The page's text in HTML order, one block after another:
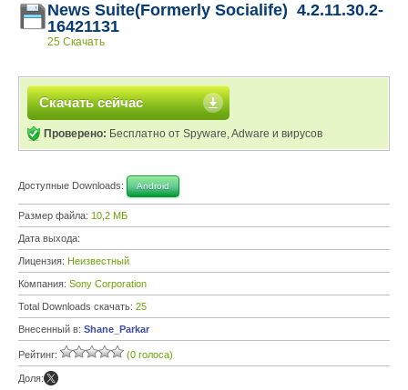
News Suite(Formerly Socialife) 4.2.11.30.2-
16421131
25 Скачать
Скачать сейчас
Проверено: Бесплатно от Spyware, Adware и вирусов
Доступные Downloads: Android
Размер файла: 10,2 МБ
Дата выхода:
Лицензия: Неизвестный
Компания: Sony Corporation
Total Downloads скачать: 25
Внесенный в: Shane_Parkar
Рейтинг: (0 голоса)
Доля: